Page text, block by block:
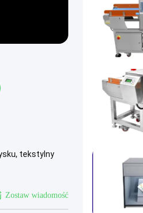
tekstylny
Zostaw wiadomość